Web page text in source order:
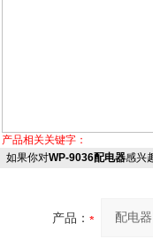
产品相关关键字：
如果你对WP-9036配电器感兴
产品：